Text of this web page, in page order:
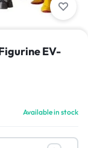
EV-
Available in stock